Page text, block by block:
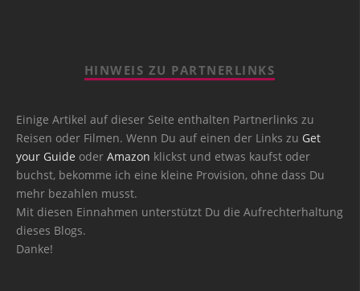
HINWEIS ZU PARTNERLINKS
Einige Artikel auf dieser Seite enthalten Partnerlinks zu
Reisen oder Filmen. Wenn Du auf einen der Links zu Get
your Guide oder Amazon klickst und etwas kaufst oder
buchst, bekomme ich eine kleine Provision, ohne dass Du
mehr bezahlen musst.
Mit diesen Einnahmen unterstützt Du die Aufrechterhaltung
dieses Blogs.
Danke!